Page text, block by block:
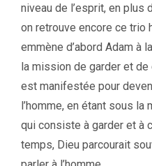
niveau de l’esprit, en plus
on retrouve encore ce trio
emmène d’abord Adam à
la mission de garder et de
est manifestée pour
l’homme, en étant sous
qui consiste à garder et à
temps, Dieu parcourait